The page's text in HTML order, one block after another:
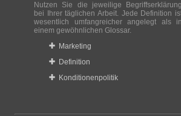
Nutzen Sie die jeweilige Begriffserklärung
bei Ihrer täglichen Arbeit. Jede Definition
wesentlich umfangreicher angelegt als in
einem gewöhnlichen Glossar.
Marketing
Definition
Konditionenpolitik